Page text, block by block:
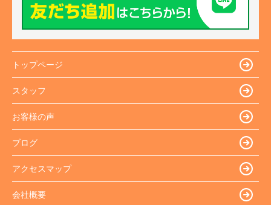
トップページ
スタッフ
お客様の声
ブログ
アクセスマップ
会社概要